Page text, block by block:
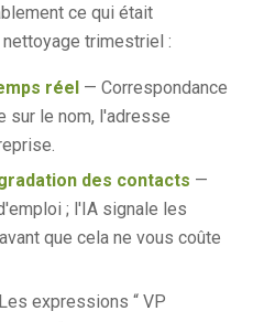
ce qui était
nettoyage trimestriel :
réel — Correspondance
sur le nom, l'adresse
des contacts —
; l'IA signale les
que cela ne vous coûte
expressions “ VP